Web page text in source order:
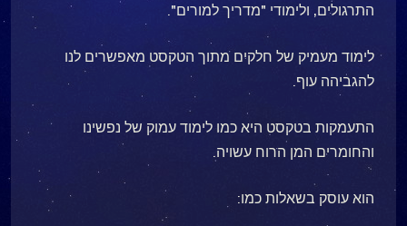
התרגולים, ולימודי "מדריך למורים".
לימוד מעמיק של חלקים מתוך הטקסט מאפשרים לנו
להגביהה עוף.
התעמקות בטקסט היא כמו לימוד עמוק של נפשינו
והחומרים המן הרוח עשויה.
הוא עוסק בשאלות כמו: